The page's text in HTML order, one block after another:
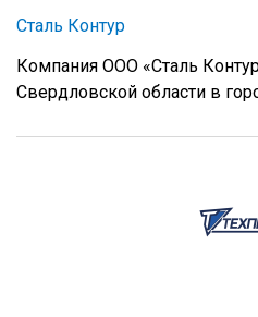
Сталь Контур
Компания ООО «Сталь
Свердловской области в